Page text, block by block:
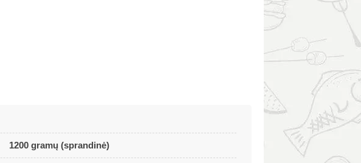
1200 gramų (sprandinė)